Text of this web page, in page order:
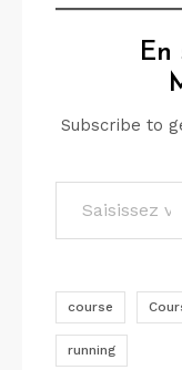
En
Subscribe to
Saisissez votre adresse e-mail…
course
running